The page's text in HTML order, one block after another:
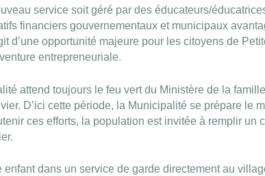
service soit géré par des éducateurs/
financiers gouvernementaux et municipaux
d’une opportunité majeure pour les citoyens de
entrepreneuriale.
attend toujours le feu vert du Ministère de la
D’ici cette période, la Municipalité se prépare le
ces efforts, la population est invitée à remplir
dans un service de garde directement au